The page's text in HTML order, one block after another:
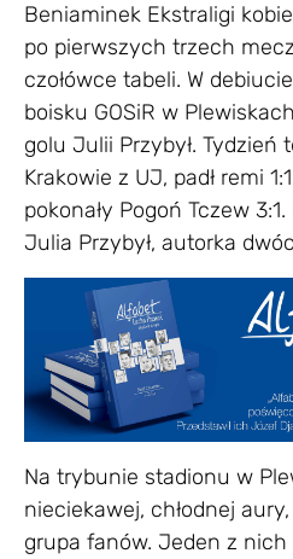
Beniaminek Ekstraligi
po pierwszych trzech
czołówce tabeli. W
boisku GOSiR w
golu Julii Przybył. Tydzień
Krakowie z UJ, padł remi
pokonały Pogoń Tczew
Julia Przybył, autorka
Na trybunie stadionu w
nieciekawej, chłodnej
grupa fanów. Jeden z nich